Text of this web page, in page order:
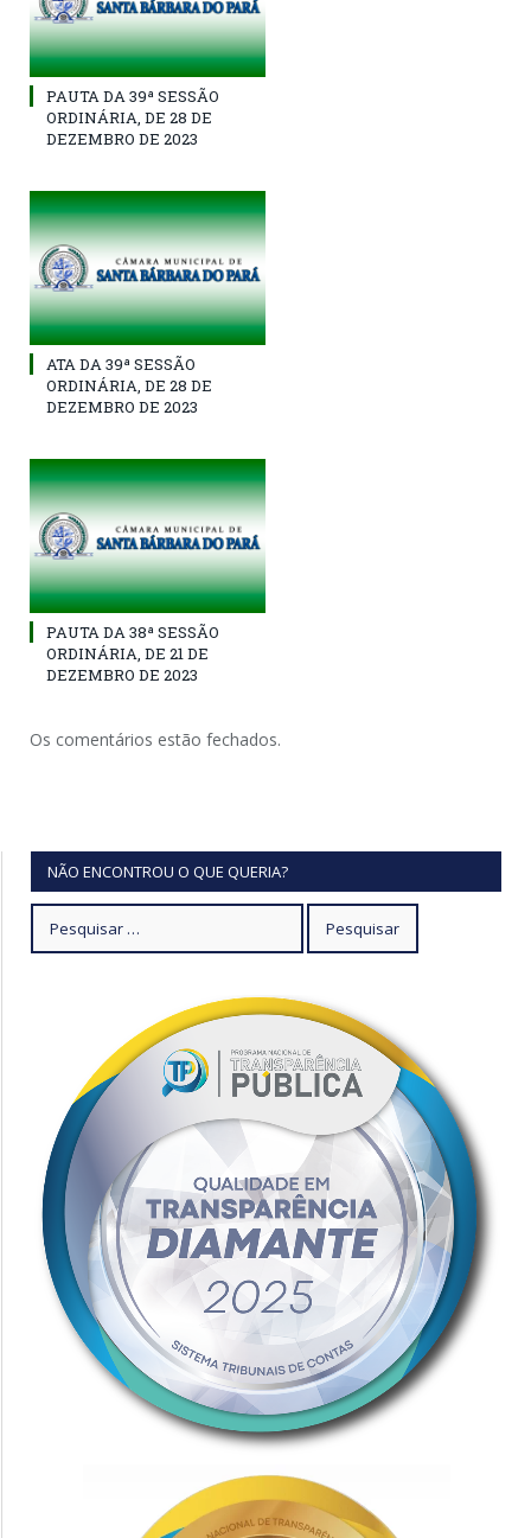
PAUTA DA 39ª SESSÃO
ORDINÁRIA, DE 28 DE
DEZEMBRO DE 2023
ATA DA 39ª SESSÃO
ORDINÁRIA, DE 28 DE
DEZEMBRO DE 2023
PAUTA DA 38ª SESSÃO
ORDINÁRIA, DE 21 DE
DEZEMBRO DE 2023
Os comentários estão fechados.
NÃO ENCONTROU O QUE QUERIA?